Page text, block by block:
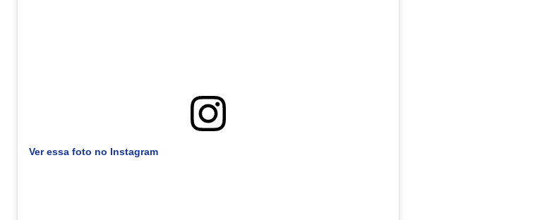
Ver essa foto no Instagram